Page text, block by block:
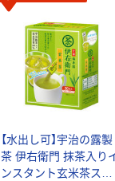
【水出し可】宇治の露製
茶 伊右衛門 抹茶入り
ンスタント玄米茶ステ